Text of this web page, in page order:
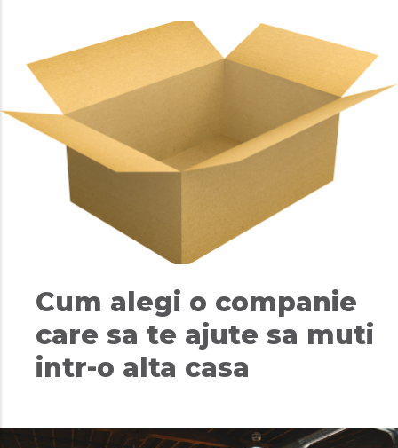
Cum alegi o companie
care sa te ajute sa muti
intr-o alta casa